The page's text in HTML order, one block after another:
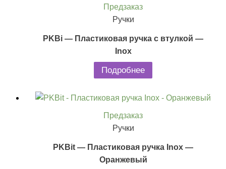
Предзаказ
Ручки
PKBi — Пластиковая ручка с втулкой —
Inox
Подробнее
Предзаказ
Ручки
PKBit — Пластиковая ручка Inox —
Оранжевый